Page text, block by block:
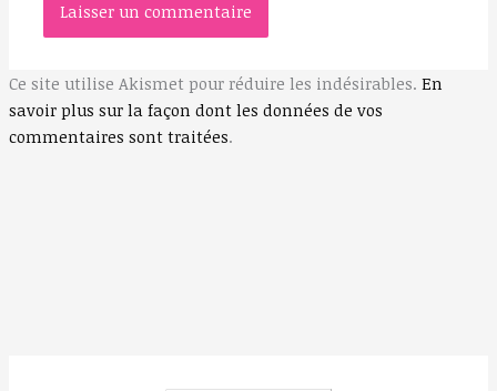
Ce site utilise Akismet pour réduire les indésirables. En
savoir plus sur la façon dont les données de vos
commentaires sont traitées.